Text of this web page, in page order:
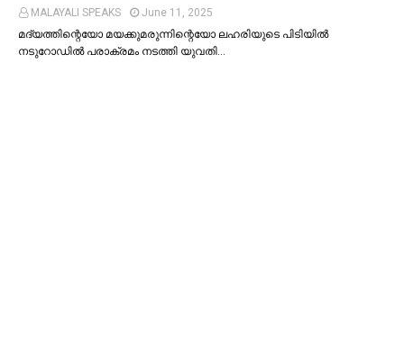
MALAYALI SPEAKS
June 11, 2025
മദ്യത്തിന്റെയോ മയക്കുമരുന്നിന്റെയോ ലഹരിയുടെ പിടിയില്‍
നടുറോഡില്‍ പരാക്രമം നടത്തി യുവതി…